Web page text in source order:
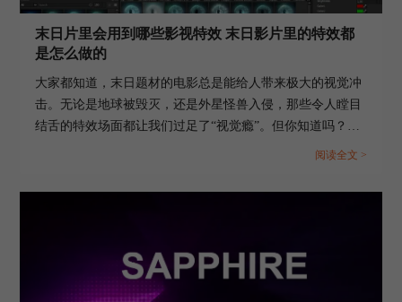
末日片里会用到哪些影视特效 末日影片里的特效都
是怎么做的
大家都知道，末日题材的电影总是能给人带来极大的视觉冲
击。无论是地球被毁灭，还是外星怪兽入侵，那些令人瞠目
结舌的特效场面都让我们过足了“视觉瘾”。但你知道吗？这
些震撼的效果背后，隐藏着一系列复杂的影视技术。那么，
里的特效都是怎么做的”。...
阅读全文 >